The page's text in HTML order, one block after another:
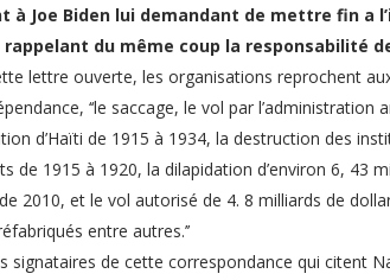
à Joe Biden lui demandant de mettre fin a
rappelant du même coup la responsabilité
lettre ouverte, les organisations reprochent
‘‘le saccage, le vol par
d’Haïti de 1915 à 1934, la destruction des
de 1915 à 1920, la dilapidation d’environ 6, 43
2010, et le vol autorisé de 4. 8 milliards de
entre autres.’’
signataires de cette correspondance qui citent